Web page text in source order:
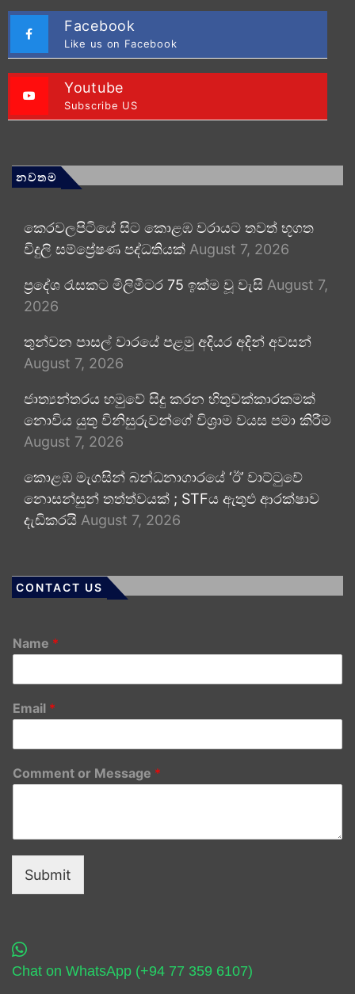
Facebook
Like us on Facebook
Youtube
Subscribe US
නවතම
කෙරවලපිටියේ සිට කොළඹ වරායට තවත් භූගත
විදුලි සම්ප්‍රේෂණ පද්ධතියක් August 7, 2026
ප්‍රදේශ රැසකට මිලිමීටර 75 ඉක්ම වූ වැසි August 7,
2026
තුන්වන පාසල් වාරයේ පළමු අදියර අදින් අවසන්
August 7, 2026
ජාත්‍යන්තරය හමුවේ සිදු කරන හිතුවක්කාරකමක්
නොවිය යුතු විනිසුරුවන්ගේ විශ්‍රාම වයස පමා කිරීම
August 7, 2026
කොළඹ මැගසින් බන්ධනාගාරයේ ‘ඊ’ වාට්ටුවේ
නොසන්සුන් තත්ත්වයක් ; STFය ඇතුළු ආරක්ෂාව
දැඩිකරයි August 7, 2026
CONTACT US
Name *
Email *
Comment or Message *
Submit
Chat on WhatsApp (+94 77 359 6107)